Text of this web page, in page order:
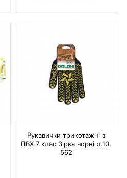
Рукавички трикотажні з
ПВХ 7 клас Зірка чорні р.10,
562